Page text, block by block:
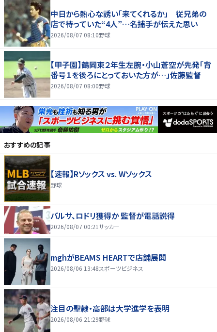
中日から熱心な誘い「来てくれるか」 従兄弟の
店で待っていた“4人”…名捕手が伝えた思い
2026/08/07 08:10野球
【甲子園】鶴岡東２年生左腕・小山蒼空が先発「背
番号１を後ろにとっておいた方が…」佐藤監督
2026/08/07 08:00野球
おすすめの記事
【速報】Rソックス vs. Wソックス
野球
バルサ、ロドリ獲得か 監督が電話説得
2026/08/07 00:21サッカー
mghがBEAMS HEARTで店舗展開
2026/08/06 13:48スポーツビジネス
注目の聖隷・高部は大学進学を表明
2026/08/06 21:29野球